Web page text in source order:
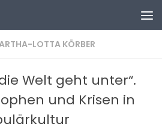
LOTTA KÖRBER
Welt geht unter“.
und Krisen in